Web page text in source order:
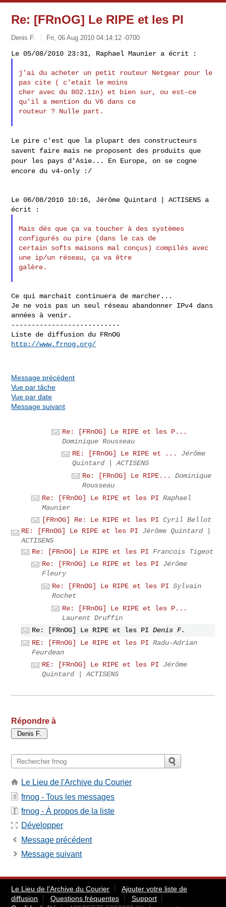
Re: [FRnOG] Le RIPE et les PI
Denis F. Fri, 06 Aug 2010 04:14:12 -0700
j'ai du acheter un petit routeur Netgear pour le
pas cite ( c'etait le moins
cher avec du 802.11n) et bien sur, ou est-ce
qu'il a mention du V6 dans ce
routeur ? Nulle part.
Le pire c'est que la plupart des constructeurs
savent faire mais ne proposent des produits que
pour les pays d'Asie... En Europe, on se cogne
encore du v4-only :/
Le 06/08/2010 10:16, Jérôme Quintard | ACTISENS a
Mais dés que ça va toucher à des systèmes
configurés ou pire (dans le cas de
certain softs maisons mal conçus) compilés avec
une ip/un réseau, ça va être
galère.
Ce qui marchait continuera de marcher...
Je ne vois pas un seul réseau abandonner IPv4 dans
années à venir.
---------------------------
http://www.frnog.org/
Message précédent
Vue par tâche
Vue par date
Message suivant
Re: [FRnOG] Le RIPE et les P...
Dominique Rousseau
RE: [FRnOG] Le RIPE et ...
Jérôme
Quintard | ACTISENS
Re: [FRnOG] Le RIPE...
Dominique
Rousseau
Re: [FRnOG] Le RIPE et les PI Raphael
Maunier
[FRnOG] Re: Le RIPE et les PI Cyril Bellot
RE: [FRnOG] Le RIPE et les PI
Jérôme Quintard |
ACTISENS
Re: [FRnOG] Le RIPE et les PI Francois Tigeot
Re: [FRnOG] Le RIPE et les PI
Jérôme
Fleury
Re: [FRnOG] Le RIPE et les PI Sylvain
Rochet
Re: [FRnOG] Le RIPE et les P...
Laurent Druffin
Re: [FRnOG] Le RIPE et les PI Denis F.
RE: [FRnOG] Le RIPE et les PI Radu-Adrian
Feurdean
RE: [FRnOG] Le RIPE et les PI
Jérôme
Quintard | ACTISENS
Répondre à
Le Lieu de l'Archive du Courier
frnog - Tous les messages
frnog - À propos de la liste
Développer
Message précédent
Message suivant
Le Lieu de l'Archive du Courier
Ajouter votre liste de
diffusion
Questions fréquentes
Support